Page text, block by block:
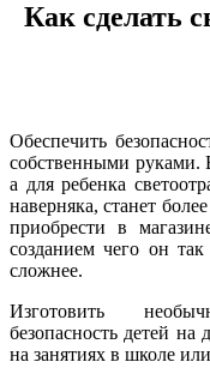
Как сделать
Обеспечить
собственными руками.
а для ребенка
наверняка, станет
приобрести в
созданием чего он так
сложнее.
Изготовить
безопасность детей
на занятиях в школе